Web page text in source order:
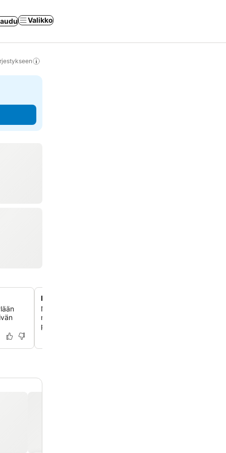
Valikko
Kolme erilaista ruokailuelämystä
Nauti monipuolisista kulinaarisista vaihtoehdoista
ravintolassa, mukaan lukien buffet, bistro ja à la carte -
pohjoisen inspiroimilla menuilla.